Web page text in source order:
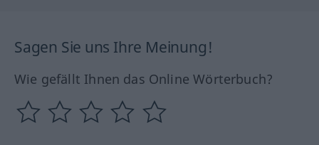
Sagen Sie uns Ihre Meinung!
Wie gefällt Ihnen das Online Wörterbuch?